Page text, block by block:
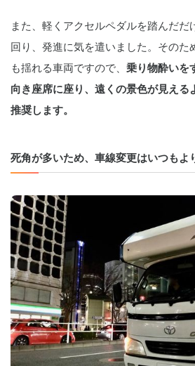
また、軽くアクセルペダルを踏んだ
回り、発進に気を遣いました。そのた
も揺れる車両ですので、 乗り物酔いを
向き座席に座り、遠くの景色が見える
推奨します。
死角が多いため、車線変更はいつもよ